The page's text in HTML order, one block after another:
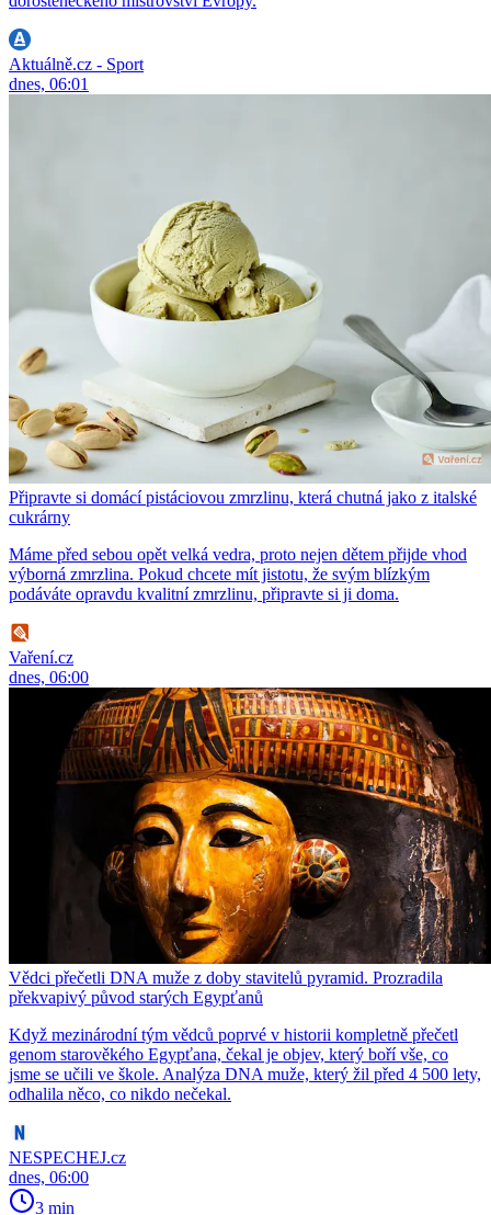
Aktuálně.cz - Sport
dnes, 06:01
Připravte si domácí pistáciovou zmrzlinu, která chutná jako z italské
cukrárny
Máme před sebou opět velká vedra, proto nejen dětem přijde vhod
výborná zmrzlina. Pokud chcete mít jistotu, že svým blízkým
podáváte opravdu kvalitní zmrzlinu, připravte si ji doma.
Vaření.cz
dnes, 06:00
Vědci přečetli DNA muže z doby stavitelů pyramid. Prozradila
překvapivý původ starých Egypťanů
Když mezinárodní tým vědců poprvé v historii kompletně přečetl
genom starověkého Egypťana, čekal je objev, který boří vše, co
jsme se učili ve škole. Analýza DNA muže, který žil před 4 500 lety,
odhalila něco, co nikdo nečekal.
NESPECHEJ.cz
dnes, 06:00
3 min